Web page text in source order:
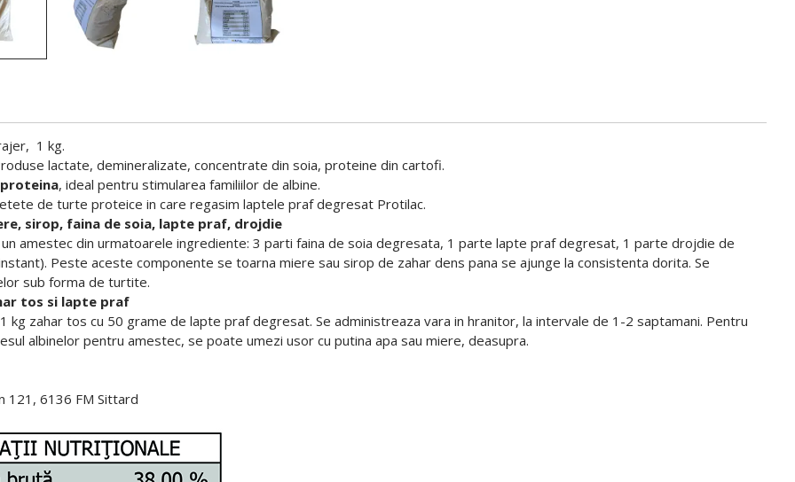
1 kg.
lactate, demineralizate, concentrate din soia, proteine din cartofi.
, ideal pentru stimularea familiilor de albine.
de turte proteice in care regasim laptele praf degresat Protilac.
sirop, faina de soia, lapte praf, drojdie
un amestec din urmatoarele ingrediente: 3 parti faina de soia degresata, 1 parte lapte praf degresat, 1 parte drojdie de
Peste aceste componente se toarna miere sau sirop de zahar dens pana se ajunge la consistenta dorita. Se
sub forma de turtite.
tos si lapte praf
kg zahar tos cu 50 grame de lapte praf degresat. Se administreaza vara in hranitor, la intervale de 1-2 saptamani. Pentru
albinelor pentru amestec, se poate umezi usor cu putina apa sau miere, deasupra.
121, 6136 FM Sittard